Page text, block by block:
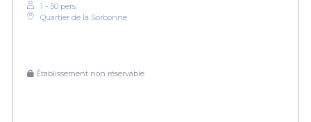
1 - 50 pers.
Quartier de la Sorbonne
Établissement non réservable